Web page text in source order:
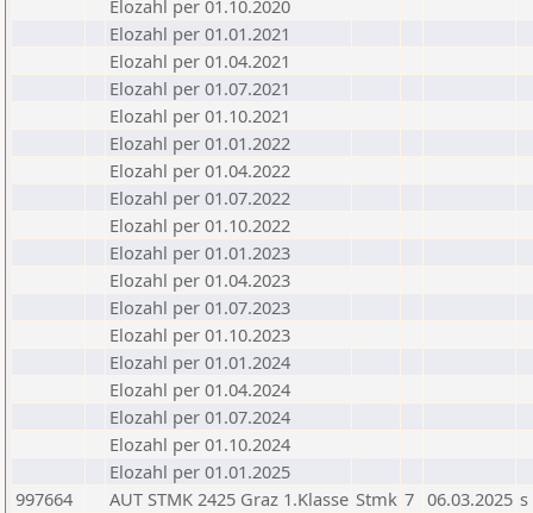
Elozahl per 01.10.2020
Elozahl per 01.01.2021
Elozahl per 01.04.2021
Elozahl per 01.07.2021
Elozahl per 01.10.2021
Elozahl per 01.01.2022
Elozahl per 01.04.2022
Elozahl per 01.07.2022
Elozahl per 01.10.2022
Elozahl per 01.01.2023
Elozahl per 01.04.2023
Elozahl per 01.07.2023
Elozahl per 01.10.2023
Elozahl per 01.01.2024
Elozahl per 01.04.2024
Elozahl per 01.07.2024
Elozahl per 01.10.2024
Elozahl per 01.01.2025
997664
AUT STMK 2425 Graz 1.Klasse Stmk 7 06.03.2025 s